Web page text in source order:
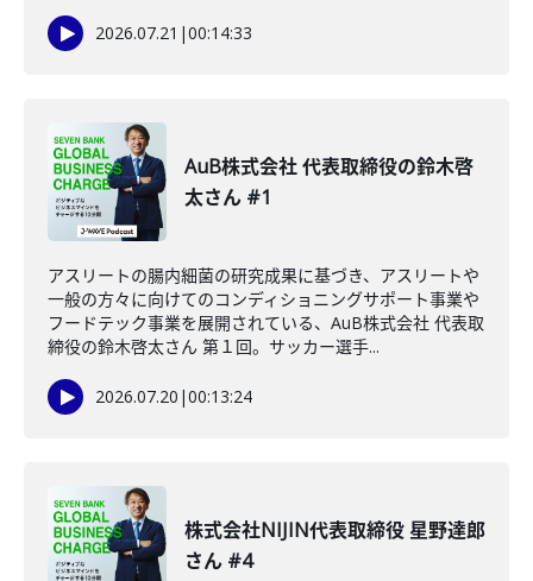
2026.07.21 |00:14:33
AuB株式会社 代表取締役の鈴木啓
太さん #1
アスリートの腸内細菌の研究成果に基づき、アスリートや
一般の方々に向けてのコンディショニングサポート事業や
フードテック事業を展開されている、AuB株式会社 代表取
締役の鈴木啓太さん 第１回。サッカー選手...
2026.07.20 |00:13:24
株式会社NIJIN代表取締役 星野達郎
さん #4